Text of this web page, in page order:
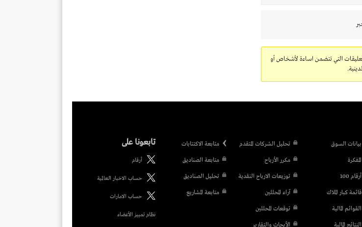
التي تتضمن اساءة لأشخاص أو
بيانات السوق
المفكرة
أرقام 100
قائمة كبار الملاك
القوائم المالية
النتائج المالية
تحليل الشركات المتقدم
مكرر الأرباح
توزيعات الارباح النقدية
آراء المحللين
توقعات المحللين
الأبحاث والتقارير
متابعة الاكتتابات
متابعة الصناديق
تحليل الصناديق
متابعة المشاريع
تابعونا على
أرقام
حساب الاخبار العالمية
حساب الامارات
نظام تمييز الأعضاء